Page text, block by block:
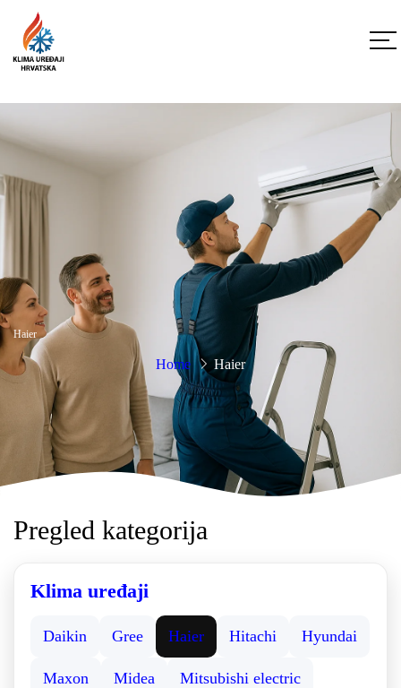
Haier
Home Haier
Pregled kategorija
Klima uređaji
Daikin Gree Haier Hitachi Hyundai
Maxon Midea Mitsubishi electric